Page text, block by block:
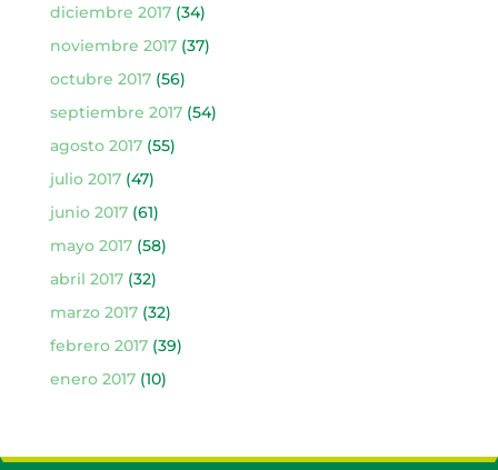
diciembre 2017(34)
noviembre 2017(37)
octubre 2017(56)
septiembre 2017(54)
agosto 2017(55)
julio 2017(47)
junio 2017(61)
mayo 2017(58)
abril 2017(32)
marzo 2017(32)
febrero 2017(39)
enero 2017(10)